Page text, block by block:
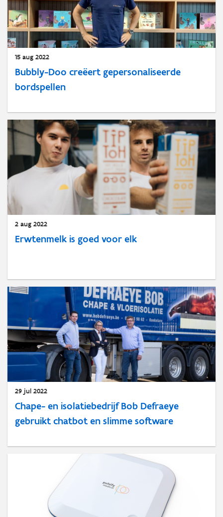
15 aug 2022
Bubbly-Doo creëert gepersonaliseerde
bordspellen
2 aug 2022
Erwtenmelk is goed voor elk
29 jul 2022
Chape- en isolatiebedrijf Bob Defraeye
gebruikt chatbot en slimme software